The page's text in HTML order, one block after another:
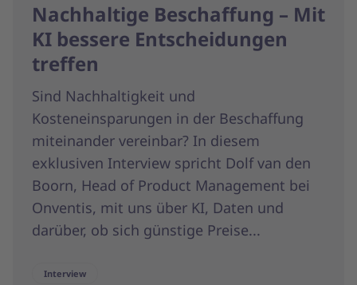
Nachhaltige Beschaffung – Mit
KI bessere Entscheidungen
treffen
Sind Nachhaltigkeit und
Kosteneinsparungen in der Beschaffung
miteinander vereinbar? In diesem
exklusiven Interview spricht Dolf van den
Boorn, Head of Product Management bei
Onventis, mit uns über KI, Daten und
darüber, ob sich günstige Preise...
Interview